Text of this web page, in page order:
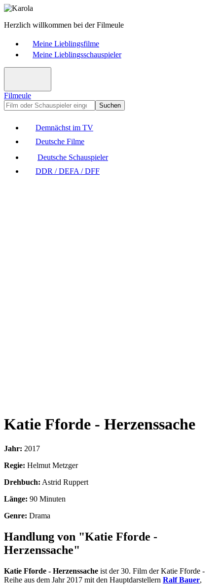
Herzlich willkommen bei der Filmeule
Meine Lieblingsfilme
Meine Lieblingsschauspieler
Filmeule
Suchen
Demnächst im TV
Deutsche Filme
Deutsche Schauspieler
DDR / DEFA / DFF
Katie Fforde - Herzenssache
Jahr: 2017
Regie: Helmut Metzger
Drehbuch: Astrid Ruppert
Länge: 90 Minuten
Genre: Drama
Handlung von "Katie Fforde -
Herzenssache"
Katie Fforde - Herzenssache ist der 30. Film der Katie Fforde -
Reihe aus dem Jahr 2017 mit den Hauptdarstellern Ralf Bauer,